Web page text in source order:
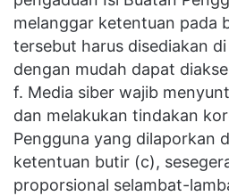
melanggar ketentuan pada
tersebut harus disediakan
dengan mudah dapat
f. Media siber wajib
dan melakukan tindakan
Pengguna yang dilaporkan
ketentuan butir (c),
proporsional selambat-